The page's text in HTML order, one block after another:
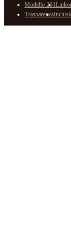
Modello 231
Trasparenza